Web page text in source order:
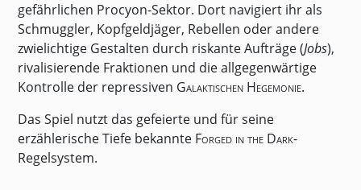
gefährlichen Procyon-Sektor. Dort navigiert ihr als
Schmuggler, Kopfgeldjäger, Rebellen oder andere
zwielichtige Gestalten durch riskante Aufträge (Jobs),
rivalisierende Fraktionen und die allgegenwärtige
Kontrolle der repressiven Galaktischen Hegemonie.
Das Spiel nutzt das gefeierte und für seine
erzählerische Tiefe bekannte Forged in the Dark-
Regelsystem.